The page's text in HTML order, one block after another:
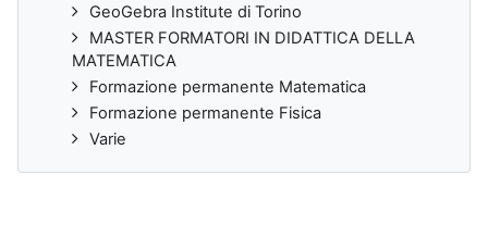
GeoGebra Institute di Torino
MASTER FORMATORI IN DIDATTICA DELLA
MATEMATICA
Formazione permanente Matematica
Formazione permanente Fisica
Varie